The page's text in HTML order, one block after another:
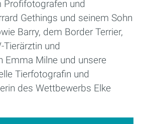
Profifotografen und
Gethings und seinem Sohn
Barry, dem Border Terrier,
und
Emma Milne und unsere
Tierfotografin und
des Wettbewerbs Elke